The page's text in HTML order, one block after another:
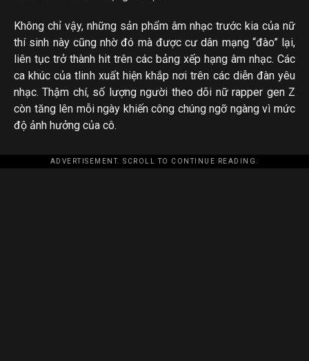
Không chỉ vậy, những sản phẩm âm nhạc trước kia của nữ
thí sinh này cũng nhờ đó mà được cư dân mạng “đào” lại,
liên tục trở thành hit trên các bảng xếp hạng âm nhạc. Các
ca khúc của tlinh xuất hiện khắp nơi trên các diễn đàn yêu
nhạc. Thậm chí, số lượng người theo dõi nữ rapper gen Z
còn tăng lên mỗi ngày khiến công chúng ngỡ ngàng vì mức
độ ảnh hưởng của cô.
ADVERTISEMENT. SCROLL TO CONTINUE READING.